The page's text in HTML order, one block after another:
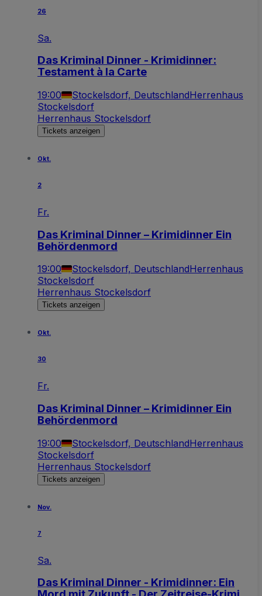
26
Sa.
Das Kriminal Dinner - Krimidinner:
Testament à la Carte
19:00 Stockelsdorf, DeutschlandHerrenhaus
Stockelsdorf
Herrenhaus Stockelsdorf
Tickets anzeigen
Okt.
2
Fr.
Das Kriminal Dinner – Krimidinner Ein
Behördenmord
19:00 Stockelsdorf, DeutschlandHerrenhaus
Stockelsdorf
Herrenhaus Stockelsdorf
Tickets anzeigen
Okt.
30
Fr.
Das Kriminal Dinner – Krimidinner Ein
Behördenmord
19:00 Stockelsdorf, DeutschlandHerrenhaus
Stockelsdorf
Herrenhaus Stockelsdorf
Tickets anzeigen
Nov.
7
Sa.
Das Kriminal Dinner - Krimidinner: Ein